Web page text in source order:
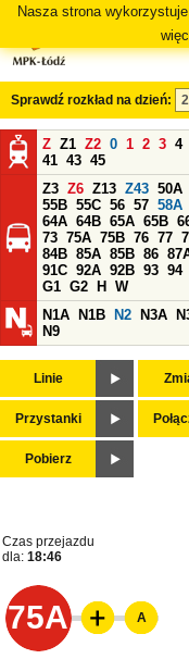
Nasza strona
Sprawdź rozkład na dzień:
Z Z1 Z2 0 1 2 3 4
41 43 45
Z3 Z6 Z13 Z43 50A
55B 55C 56 57 58A
64A 64B 65A 65B
73 75A 75B 76 77
84B 85A 85B 86
91C 92A 92B 93 94
G1 G2 H
W
N1A
N1B N2 N3A
N9
Linie
Przystanki
Pobierz
Czas przejazdu
dla: 18:46
75A A